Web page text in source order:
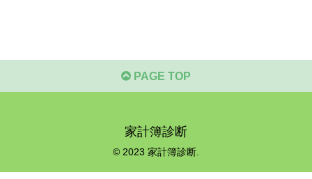
PAGE TOP
家計簿診断
© 2023 家計簿診断.